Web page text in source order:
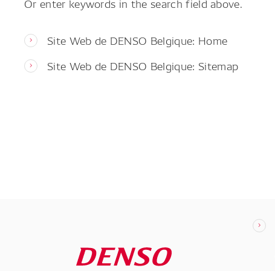
Site Web de DENSO Belgique: Home
Site Web de DENSO Belgique: Sitemap